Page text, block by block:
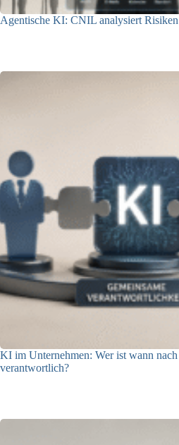
Agentische KI: CNIL analysiert
KI im Unternehmen: Wer ist wann
verantwortlich?